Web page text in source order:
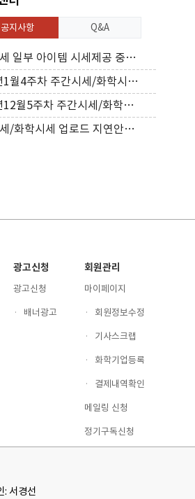
공지사항 Q&A
화학시세 일부 아이템 시세제공 중단(2026..
2026년1월4주차 주간시세/화학시세 업로드..
2025년12월5주차 주간시세/화학시세 업로..
주간시세/화학시세 업로드 지연안내(2025년..
광고신청
광고신청
·
배너광고
회원관리
마이페이지
·
회원정보수정
·
기사스크랩
·
화학기업등록
·
결제내역확인
메일링 신청
정기구독신청
: 서경선